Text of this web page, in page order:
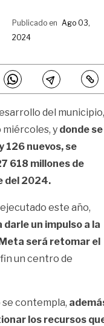
Publicado en Ago 03,
2024
del municipio,
miércoles, y donde se
126 nuevos, se
618 millones de
del 2024.
este año,
un impulso a la
será retomar el
un centro de
se contempla,
los recursos